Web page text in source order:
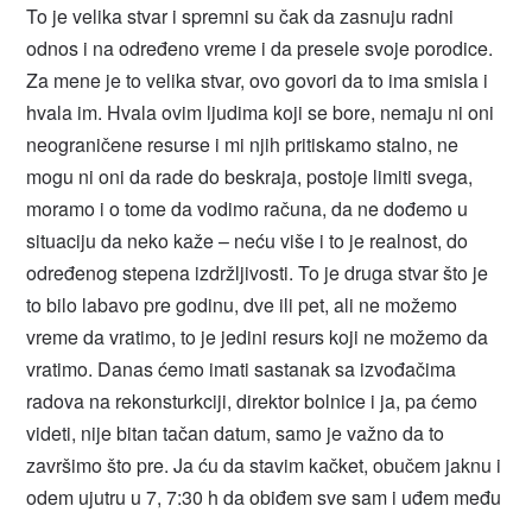
To je velika stvar i spremni su čak da zasnuju radni
odnos i na određeno vreme i da presele svoje porodice.
Za mene je to velika stvar, ovo govori da to ima smisla i
hvala im. Hvala ovim ljudima koji se bore, nemaju ni oni
neograničene resurse i mi njih pritiskamo stalno, ne
mogu ni oni da rade do beskraja, postoje limiti svega,
moramo i o tome da vodimo računa, da ne dođemo u
situaciju da neko kaže – neću više i to je realnost, do
određenog stepena izdržljivosti. To je druga stvar što je
to bilo labavo pre godinu, dve ili pet, ali ne možemo
vreme da vratimo, to je jedini resurs koji ne možemo da
vratimo. Danas ćemo imati sastanak sa izvođačima
radova na rekonsturkciji, direktor bolnice i ja, pa ćemo
videti, nije bitan tačan datum, samo je važno da to
završimo što pre. Ja ću da stavim kačket, obučem jaknu i
odem ujutru u 7, 7:30 h da obiđem sve sam i uđem među